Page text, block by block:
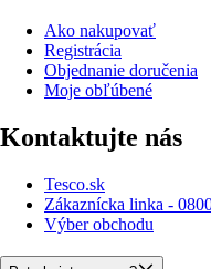
Ako nakupovať
Registrácia
Objednanie doručenia
Moje obľúbené
Kontaktujte nás
Tesco.sk
Zákaznícka linka -
Výber obchodu